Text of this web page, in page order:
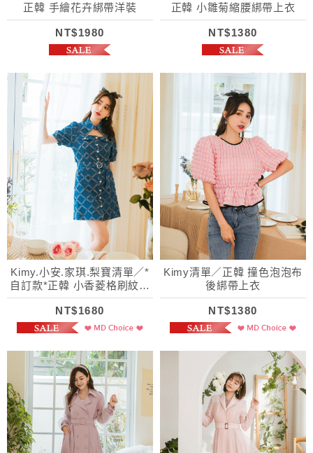
正韓 手繪花卉綁帶洋裝
NT$1980
正韓 小雛菊縮腰綁帶上衣
NT$1380
Kimy.小安.家琪.梨寶清單／*
自訂款*正韓 小香菱格刷紋牛
仔洋裝
NT$1680
Kimy清單／正韓 撞色泡泡布
後綁帶上衣
NT$1380